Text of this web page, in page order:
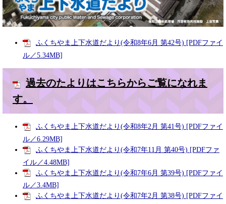
ふくちやま上下水道だより(令和8年6月 第42号) [PDFファイ
ル／5.34MB]
過去のたよりはこちらからご覧になれま
す。
ふくちやま上下水道だより(令和8年2月 第41号) [PDFファイ
ル／6.29MB]
ふくちやま上下水道だより(令和7年11月 第40号) [PDFファ
イル／4.48MB]
ふくちやま上下水道だより(令和7年6月 第39号) [PDFファイ
ル／3.4MB]
ふくちやま上下水道だより(令和7年2月 第38号) [PDFファイ